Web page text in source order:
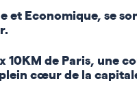
et Economique, se
de Paris, une
plein cœur de la